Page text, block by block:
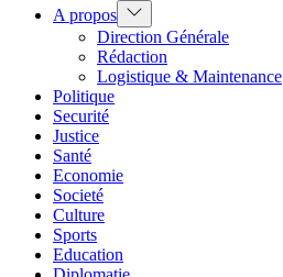
A propos Show
sub
menu
Direction Générale
Rédaction
Logistique & Maintenance
Politique
Securité
Justice
Santé
Economie
Societé
Culture
Sports
Education